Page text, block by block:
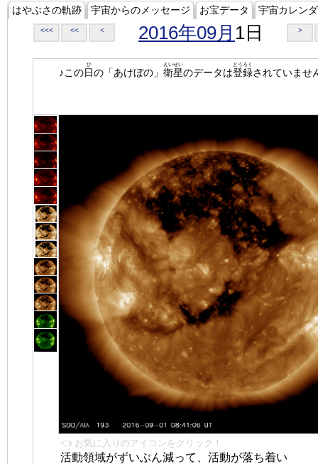
はやぶさの軌跡 宇宙からのメッセージ お宝データ 宇宙カレン
<<< << < 2016年09月 1日 >
♪この日
ひ
の「あけぼの」 衛星
えいせい
のデータは登録
とうろく
されていませ
👈 お気に入りのアイコンをクリック！
活動領域がずいぶん減って、活動が落ち着い